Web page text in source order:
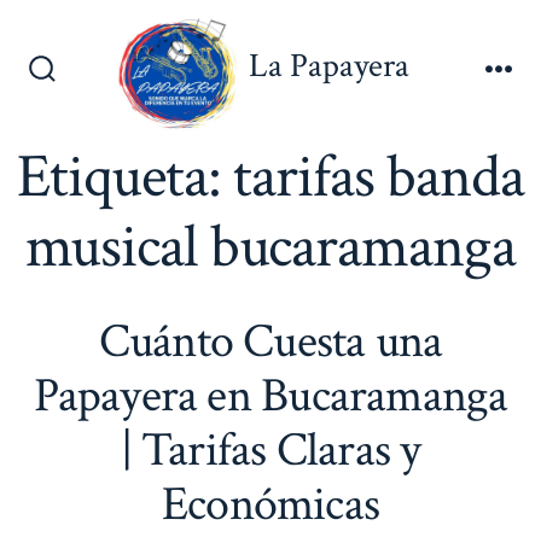
Alternar
La Papayera
Etiqueta:tarifas banda
musical bucaramanga
Cuánto Cuesta una
Papayera en Bucaramanga
| Tarifas Claras y
Económicas